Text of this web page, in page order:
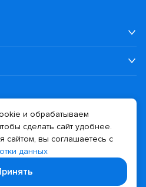
Разработка сайта
и обрабатываем
сделать сайт удобнее.
сайтом, вы соглашаетесь с
данных